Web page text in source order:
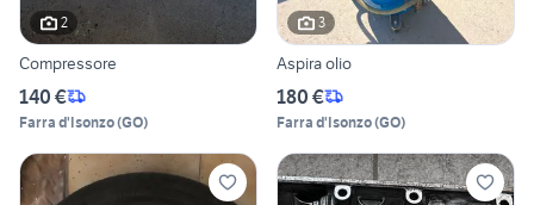
2
Compressore
140 €
Farra d'Isonzo(GO)
3
Aspira olio
180 €
Farra d'Isonzo(GO)